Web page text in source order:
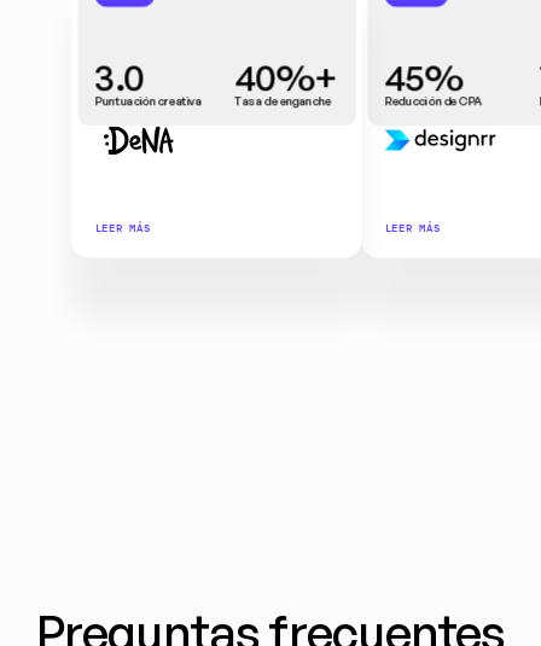
45%
Reducción de CPA
LEER MÁS
3.0
Puntuación creativa
40%+
Tasa de enganche
LEER MÁS
Preguntas frecuentes